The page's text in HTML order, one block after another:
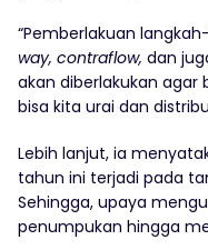
“Pemberlakuan
way, contraflow, dan
akan diberlakukan agar
bisa kita urai dan
Lebih lanjut, ia
tahun ini terjadi pada
Sehingga, upaya
penumpukan hingga